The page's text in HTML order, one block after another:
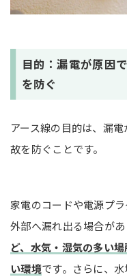
目的：漏電が原因
を防ぐ
アース線の目的は、漏
故を防ぐことです。
家電のコードや電源プ
外部へ漏れ出る場合が
ど、水気・湿気の多い
い環境です。さらに、